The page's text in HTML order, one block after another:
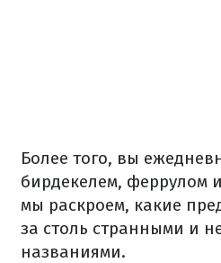
Более того, вы
бирдекелем, феррулом
мы раскроем, какие
за столь странными и
названиями.